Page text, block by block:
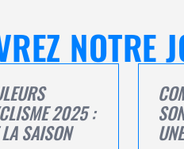
NOTRE
2025 :
SAISON